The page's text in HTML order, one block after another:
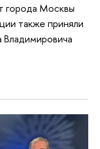
города Москвы
также приняли
Владимировича